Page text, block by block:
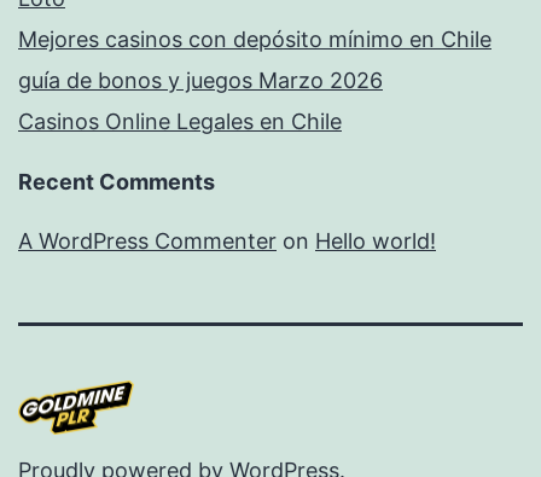
Mejores casinos con depósito mínimo en Chile
guía de bonos y juegos Marzo 2026
Casinos Online Legales en Chile
Recent Comments
A WordPress Commenter on Hello world!
Proudly powered by WordPress.